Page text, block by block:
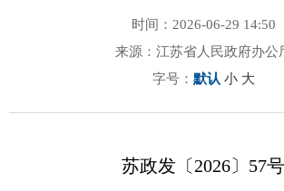
时间：2026-06-29 14:50
来源：江苏省人民政府办公
字号： 默认 小 大
苏政发〔2026〕57号